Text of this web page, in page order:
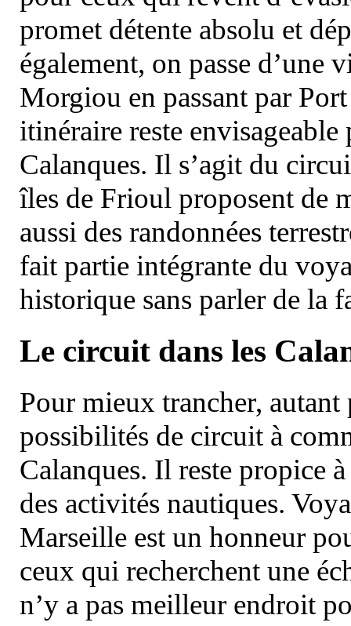
promet détente absolu et
également, on passe d’une
Morgiou en passant par
itinéraire reste
Calanques. Il s’agit du
îles de Frioul proposent de
aussi des randonnées
fait partie intégrante du
historique sans parler de la
Le circuit dans les
Pour mieux trancher, autant
possibilités de circuit à
Calanques. Il reste propice
des activités nautiques.
Marseille est un honneur
ceux qui recherchent une
n’y a pas meilleur endroit